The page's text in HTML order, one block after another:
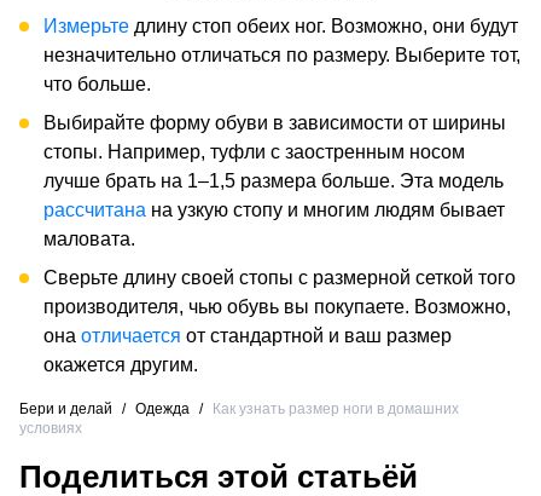
Измерьте длину стоп обеих ног. Возможно, они будут
незначительно отличаться по размеру. Выберите тот,
что больше.
Выбирайте форму обуви в зависимости от ширины
стопы. Например, туфли с заостренным носом
лучше брать на 1–1,5 размера больше. Эта модель
рассчитана на узкую стопу и многим людям бывает
маловата.
Сверьте длину своей стопы с размерной сеткой того
производителя, чью обувь вы покупаете. Возможно,
она отличается от стандартной и ваш размер
окажется другим.
Бери и делай / Одежда /
Как узнать размер ноги в домашних
условиях
Поделиться этой статьёй